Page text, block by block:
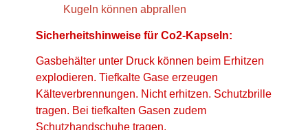
Kugeln können abprallen
Sicherheitshinweise für Co2-Kapseln:
Gasbehälter unter Druck können beim Erhitzen
explodieren. Tiefkalte Gase erzeugen
Kälteverbrennungen. Nicht erhitzen. Schutzbrille
tragen. Bei tiefkalten Gasen zudem
Schutzhandschuhe tragen.